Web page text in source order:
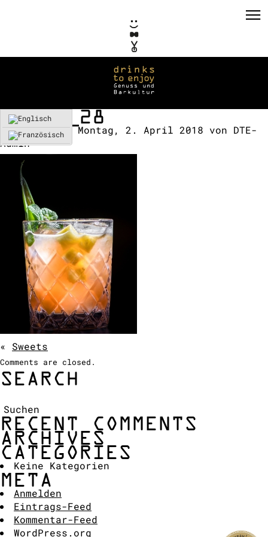
CORPORATE EVENTS
KONZEPTE / CONSULTING
REFERENZEN
VERMIETUNG
TEAM / KONTAKT
COCKTAIL SHOW
ANFRAGE
SWEET_28
Erstellt am:Montag, 2. April 2018 von DTE-
Admin
« Sweets
Comments are closed.
SEARCH
RECENT COMMENTS
ARCHIVES
CATEGORIES
Keine Kategorien
META
Anmelden
Eintrags-Feed
Kommentar-Feed
WordPress.org